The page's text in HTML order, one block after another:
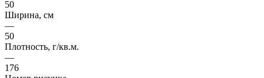
50
Ширина, см
—
50
Плотность, г/кв.м.
—
176